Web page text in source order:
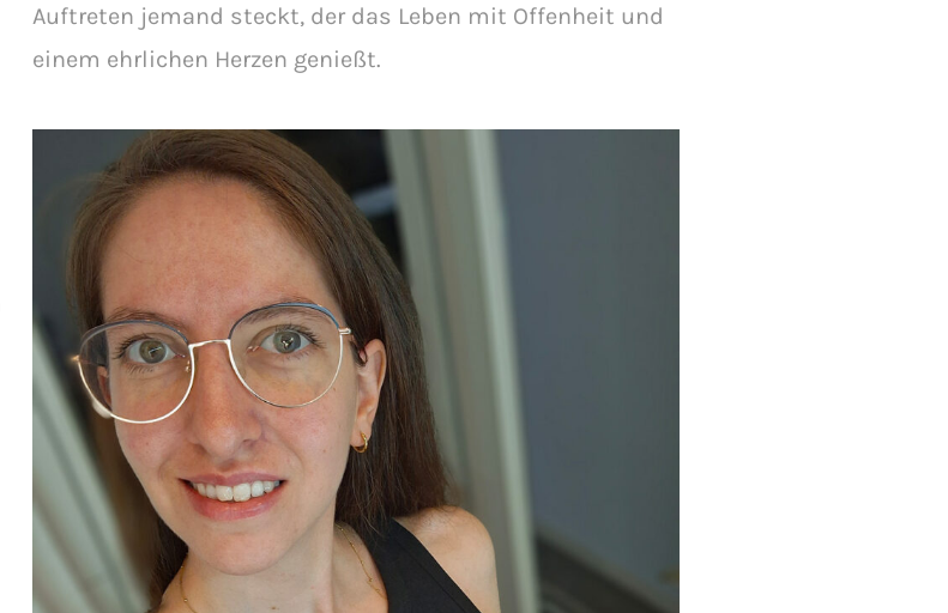
Auftreten jemand steckt, der das Leben mit Offenheit und
einem ehrlichen Herzen genießt.